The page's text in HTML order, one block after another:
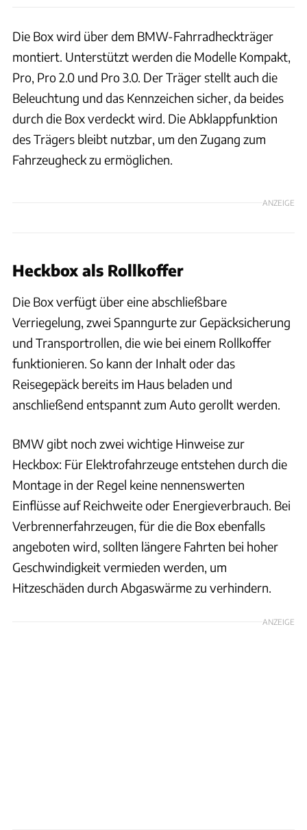
Die Box wird über dem BMW-Fahrradheckträger
montiert. Unterstützt werden die Modelle Kompakt,
Pro, Pro 2.0 und Pro 3.0. Der Träger stellt auch die
Beleuchtung und das Kennzeichen sicher, da beides
durch die Box verdeckt wird. Die Abklappfunktion
des Trägers bleibt nutzbar, um den Zugang zum
Fahrzeugheck zu ermöglichen.
ANZEIGE
Heckbox als Rollkoffer
Die Box verfügt über eine abschließbare
Verriegelung, zwei Spanngurte zur Gepäcksicherung
und Transportrollen, die wie bei einem Rollkoffer
funktionieren. So kann der Inhalt oder das
Reisegepäck bereits im Haus beladen und
anschließend entspannt zum Auto gerollt werden.
BMW gibt noch zwei wichtige Hinweise zur
Heckbox: Für Elektrofahrzeuge entstehen durch die
Montage in der Regel keine nennenswerten
Einflüsse auf Reichweite oder Energieverbrauch. Bei
Verbrennerfahrzeugen, für die die Box ebenfalls
angeboten wird, sollten längere Fahrten bei hoher
Geschwindigkeit vermieden werden, um
Hitzeschäden durch Abgaswärme zu verhindern.
ANZEIGE